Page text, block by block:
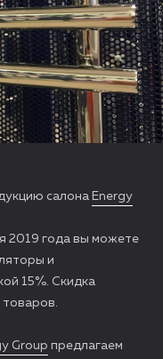
салона Energy
2019 года вы можете
и
15%. Скидка
Group предлагаем